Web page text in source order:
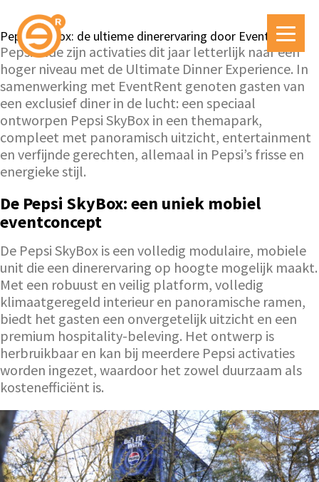
Pepsi SkyBox: de ultieme dinerervaring door EventRent
Pepsi tilde zijn activaties dit jaar letterlijk naar een
hoger niveau met de Ultimate Dinner Experience. In
samenwerking met EventRent genoten gasten van
een exclusief diner in de lucht: een speciaal
ontworpen Pepsi SkyBox in een themapark,
compleet met panoramisch uitzicht, entertainment
en verfijnde gerechten, allemaal in Pepsi’s frisse en
energieke stijl.
De Pepsi SkyBox: een uniek mobiel
eventconcept
De Pepsi SkyBox is een volledig modulaire, mobiele
unit die een dinerervaring op hoogte mogelijk maakt.
Met een robuust en veilig platform, volledig
klimaatgeregeld interieur en panoramische ramen,
biedt het gasten een onvergetelijk uitzicht en een
premium hospitality-beleving. Het ontwerp is
herbruikbaar en kan bij meerdere Pepsi activaties
worden ingezet, waardoor het zowel duurzaam als
kostenefficiënt is.